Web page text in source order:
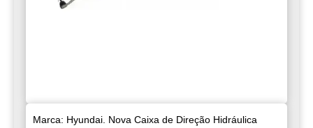
Marca: Hyundai. Nova Caixa de Direção Hidráulica